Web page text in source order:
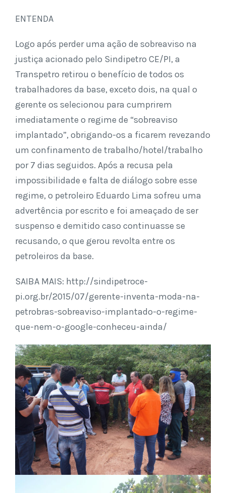
ENTENDA
Logo após perder uma ação de sobreaviso na
justiça acionado pelo Sindipetro CE/PI, a
Transpetro retirou o benefício de todos os
trabalhadores da base, exceto dois, na qual o
gerente os selecionou para cumprirem
imediatamente o regime de “sobreaviso
implantado”, obrigando-os a ficarem revezando
um confinamento de trabalho/hotel/trabalho
por 7 dias seguidos. Após a recusa pela
impossibilidade e falta de diálogo sobre esse
regime, o petroleiro Eduardo Lima sofreu uma
advertência por escrito e foi ameaçado de ser
suspenso e demitido caso continuasse se
recusando, o que gerou revolta entre os
petroleiros da base.
SAIBA MAIS: http://sindipetroce-
pi.org.br/2015/07/gerente-inventa-moda-na-
petrobras-sobreaviso-implantado-o-regime-
que-nem-o-google-conheceu-ainda/